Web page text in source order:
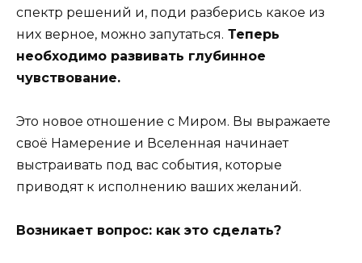
спектр решений и, поди разберись какое из
них верное, можно запутаться. Теперь
необходимо развивать глубинное
чувствование.
Это новое отношение с Миром. Вы выражаете
своё Намерение и Вселенная начинает
выстраивать под вас события, которые
приводят к исполнению ваших желаний.
Возникает вопрос: как это сделать?